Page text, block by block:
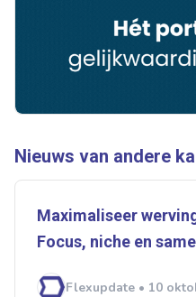
Nieuws van andere
Maximaliseer
Focus, niche en
Flexupdate • 10